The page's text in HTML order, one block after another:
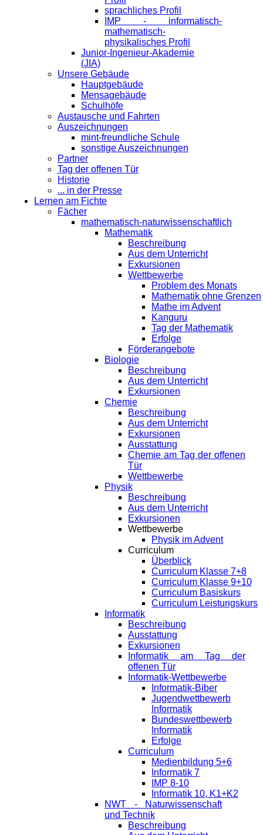
sprachliches Profil
IMP - informatisch-
mathematisch-
physikalisches Profil
Junior-Ingenieur-Akademie
(JIA)
Unsere Gebäude
Hauptgebäude
Mensagebäude
Schulhöfe
Austausche und Fahrten
Auszeichnungen
mint-freundliche Schule
sonstige Auszeichnungen
Partner
Tag der offenen Tür
Historie
... in der Presse
Lernen am Fichte
Fächer
mathematisch-naturwissenschaftlich
Mathematik
Beschreibung
Aus dem Unterricht
Exkursionen
Wettbewerbe
Problem des Monats
Mathematik ohne Grenzen
Mathe im Advent
Kanguru
Tag der Mathematik
Erfolge
Förderangebote
Biologie
Beschreibung
Aus dem Unterricht
Exkursionen
Chemie
Beschreibung
Aus dem Unterricht
Exkursionen
Ausstattung
Chemie am Tag der offenen
Tür
Wettbewerbe
Physik
Beschreibung
Aus dem Unterricht
Exkursionen
Wettbewerbe
Physik im Advent
Curriculum
Überblick
Curriculum Klasse 7+8
Curriculum Klasse 9+10
Curriculum Basiskurs
Curriculum Leistungskurs
Informatik
Beschreibung
Ausstattung
Exkursionen
Informatik am Tag der
offenen Tür
Informatik-Wettbewerbe
Informatik-Biber
Jugendwettbewerb
Informatik
Bundeswettbewerb
Informatik
Erfolge
Curriculum
Medienbildung 5+6
Informatik 7
IMP 8-10
Informatik 10, K1+K2
NWT - Naturwissenschaft
und Technik
Beschreibung